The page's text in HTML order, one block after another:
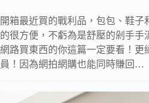
開箱最近買的戰利品，包包、鞋子
的很方便，不虧為是舒壓的剁手手
網路買東西的你這篇一定要看！更
員！因為網拍網購也能同時賺回…